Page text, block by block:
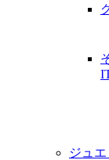
ジュエ